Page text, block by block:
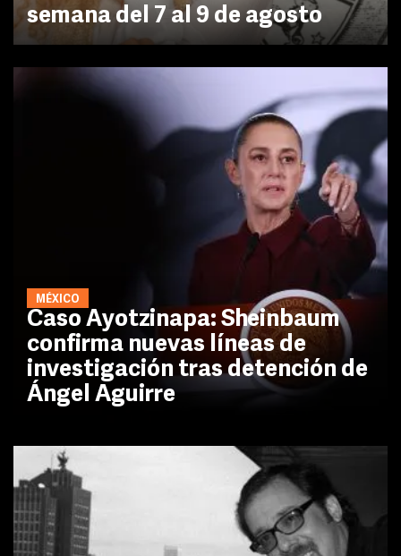
semana del 7 al 9 de agosto
MÉXICO
Caso Ayotzinapa: Sheinbaum
confirma nuevas líneas de
investigación tras detención de
Ángel Aguirre